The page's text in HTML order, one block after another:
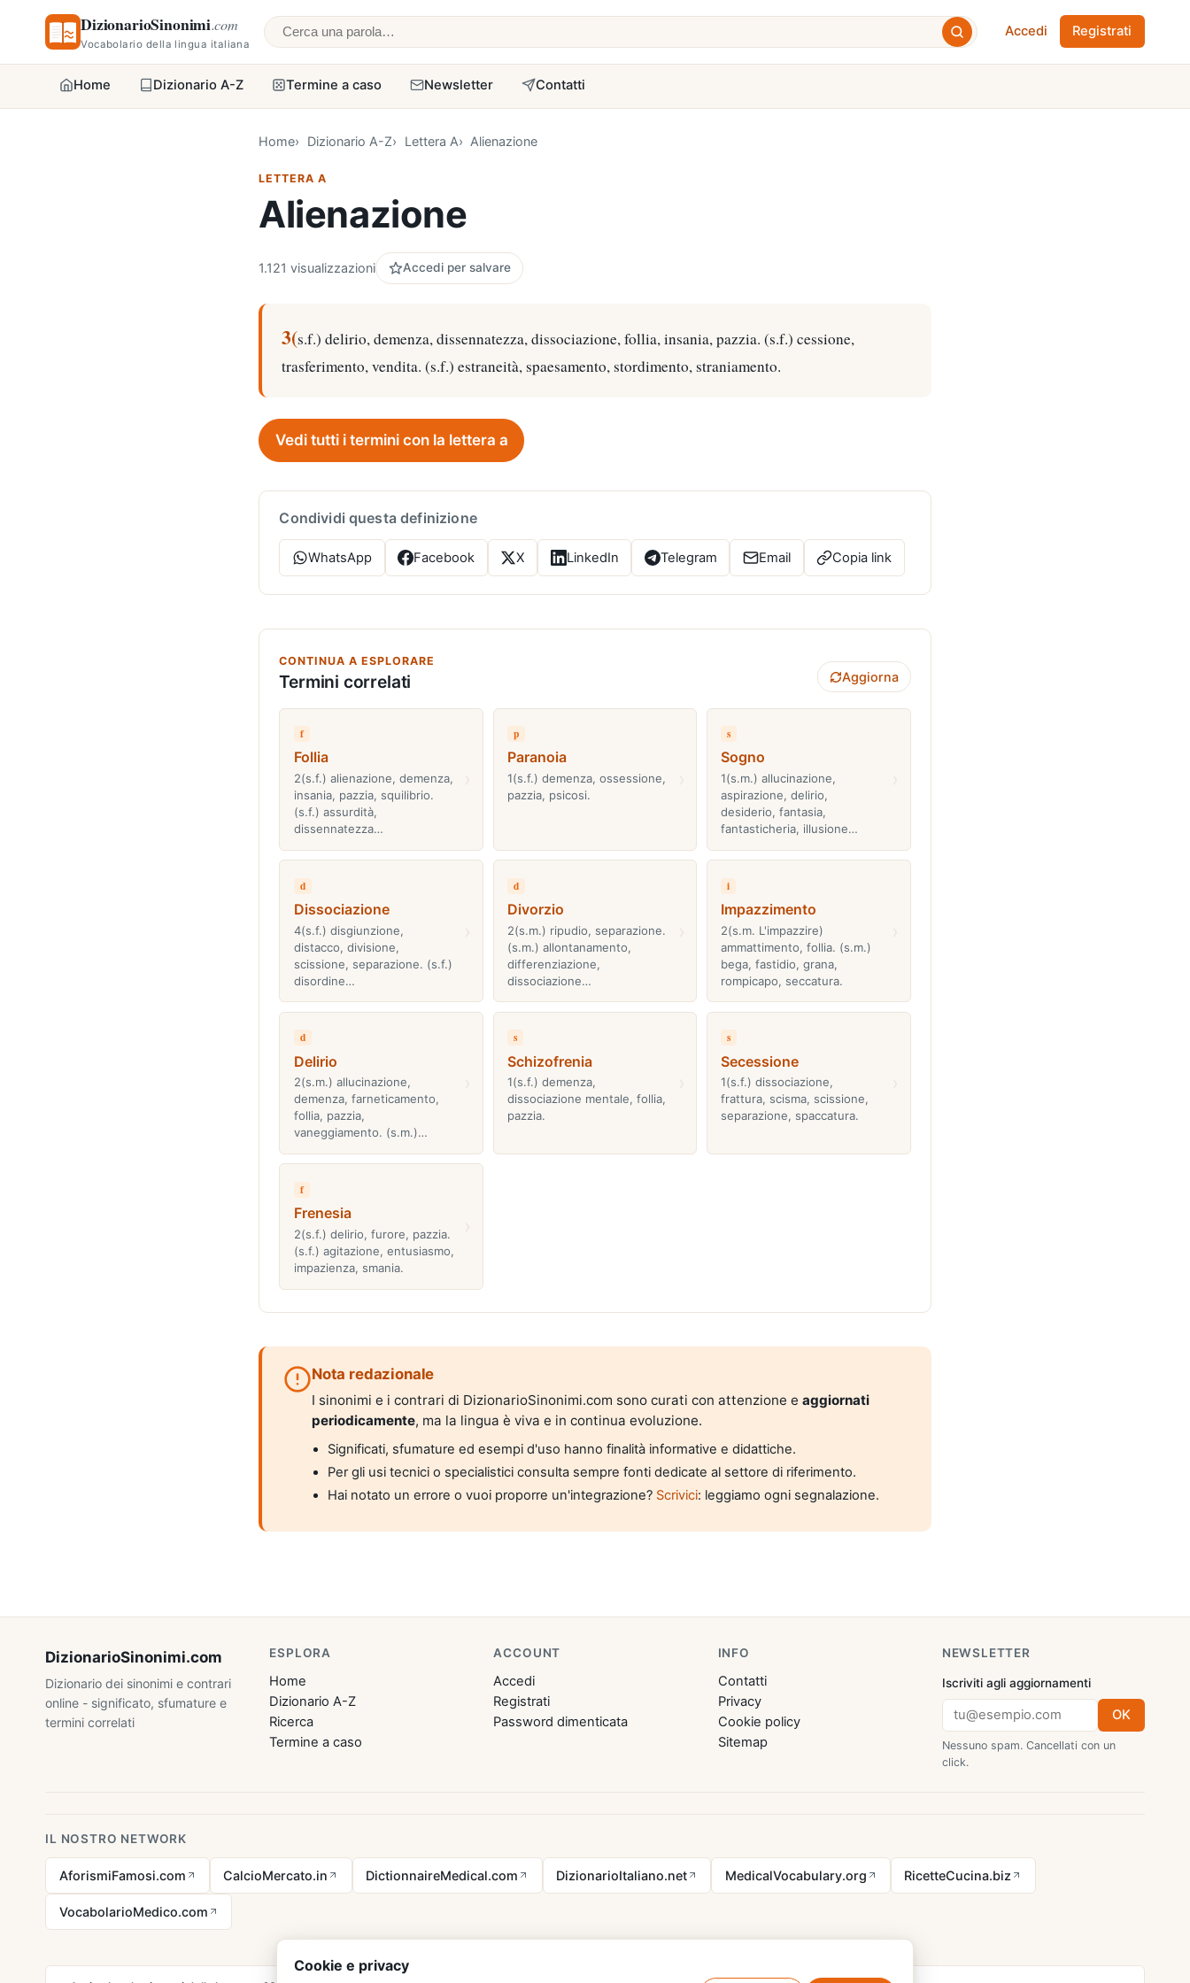
DizionarioSinonimi.com
Vocabolario della lingua italiana Cerca una parola
Accedi Registrati
Home Dizionario A-Z Termine a caso Newsletter Contatti
Home Dizionario A-Z Lettera A Alienazione
LETTERA A
Alienazione
1.121 visualizzazioni Accedi per salvare
3(s.f.) delirio, demenza, dissennatezza, dissociazione, follia, insania, pazzia. (s.f.) cessione,
trasferimento, vendita. (s.f.) estraneità, spaesamento, stordimento, straniamento.
Vedi tutti i termini con la lettera a
Condividi questa definizione
WhatsApp Facebook X LinkedIn Telegram Email Copia link
CONTINUA A ESPLORARE
Termini correlati Aggiorna
f
Follia
2(s.f.) alienazione, demenza,
insania, pazzia, squilibrio.
(s.f.) assurdità,
dissennatezza…
p
Paranoia
1(s.f.) demenza, ossessione,
pazzia, psicosi.
s
Sogno
1(s.m.) allucinazione,
aspirazione, delirio,
desiderio, fantasia,
fantasticheria, illusione…
d
Dissociazione
4(s.f.) disgiunzione,
distacco, divisione,
scissione, separazione. (s.f.)
disordine…
d
Divorzio
2(s.m.) ripudio, separazione.
(s.m.) allontanamento,
differenziazione,
dissociazione…
i
Impazzimento
2(s.m. L'impazzire)
ammattimento, follia. (s.m.)
bega, fastidio, grana,
rompicapo, seccatura.
d
Delirio
2(s.m.) allucinazione,
demenza, farneticamento,
follia, pazzia,
vaneggiamento. (s.m.)…
s
Schizofrenia
1(s.f.) demenza,
dissociazione mentale, follia,
pazzia.
s
Secessione
1(s.f.) dissociazione,
frattura, scisma, scissione,
separazione, spaccatura.
f
Frenesia
2(s.f.) delirio, furore, pazzia.
(s.f.) agitazione, entusiasmo,
impazienza, smania.
Nota redazionale
I sinonimi e i contrari di DizionarioSinonimi.com sono curati con attenzione e aggiornati
periodicamente, ma la lingua è viva e in continua evoluzione.
Significati, sfumature ed esempi d'uso hanno finalità informative e didattiche.
Per gli usi tecnici o specialistici consulta sempre fonti dedicate al settore di riferimento.
Hai notato un errore o vuoi proporre un'integrazione? Scrivici: leggiamo ogni segnalazione.
DizionarioSinonimi.com
Dizionario dei sinonimi e contrari
online - significato, sfumature e
termini correlati
ESPLORA
Home
Dizionario A-Z
Ricerca
Termine a caso
ACCOUNT
Accedi
Registrati
Password dimenticata
INFO
Contatti
Privacy
Cookie policy
Sitemap
NEWSLETTER
Iscriviti agli aggiornamenti
OK
Nessuno spam. Cancellati con un
click.
IL NOSTRO NETWORK
AforismiFamosi.com CalcioMercato.in DictionnaireMedical.com DizionarioItaliano.net MedicalVocabulary.org RicetteCucina.biz
VocabolarioMedico.com
Cookie e privacy